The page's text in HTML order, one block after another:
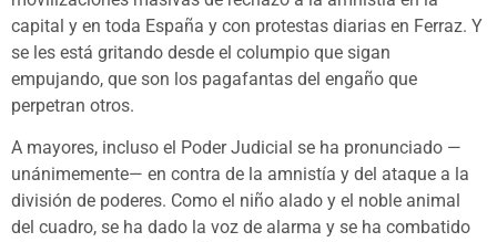
capital y en toda España y con protestas diarias en Ferraz. Y
se les está gritando desde el columpio que sigan
empujando, que son los pagafantas del engaño que
perpetran otros.
A mayores, incluso el Poder Judicial se ha pronunciado —
unánimemente— en contra de la amnistía y del ataque a la
división de poderes. Como el niño alado y el noble animal
del cuadro, se ha dado la voz de alarma y se ha combatido